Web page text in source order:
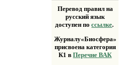
Перевод правил на
русский язык
доступен поссылке.
Журналу«Биосфера»
присвоена категория
К1 вПеречне ВАК